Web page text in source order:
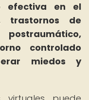
efectiva en el
trastornos de
controlado
miedos y